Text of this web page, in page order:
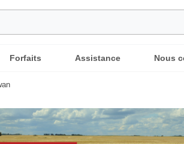
Forfaits Assistance Nous